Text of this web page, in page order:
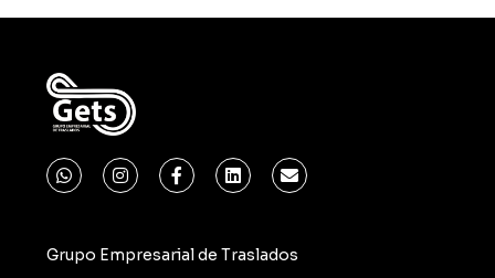
Grupo Empresarial de Traslados